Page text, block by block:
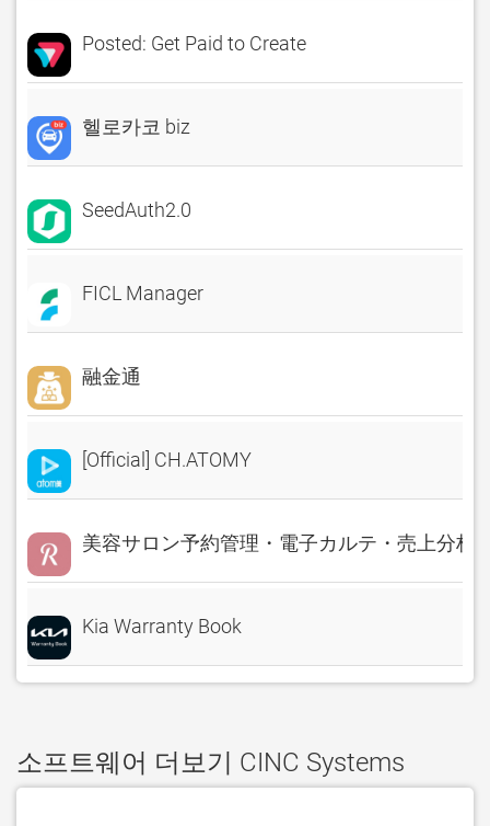
Posted: Get Paid to Create
헬로카코 biz
SeedAuth2.0
FICL Manager
融金通
[Official] CH.ATOMY
美容サロン予約管理・電子カルテ・売上分析
Kia Warranty Book
소프트웨어 더보기 CINC Systems